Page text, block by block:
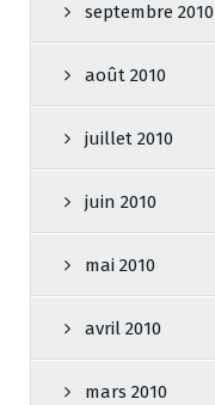
septembre 2010
août 2010
juillet 2010
juin 2010
mai 2010
avril 2010
mars 2010